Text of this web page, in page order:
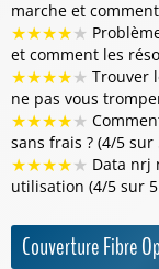
marche et
★★★★★
et comment les
★★★★★ Trouver
ne pas vous
★★★★★
sans frais ? (4/5 sur
★★★★★ Data nrj
utilisation (4/5 sur
Couverture Fibre